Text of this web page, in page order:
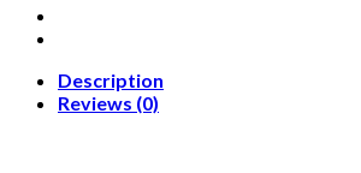
Description
Reviews (0)